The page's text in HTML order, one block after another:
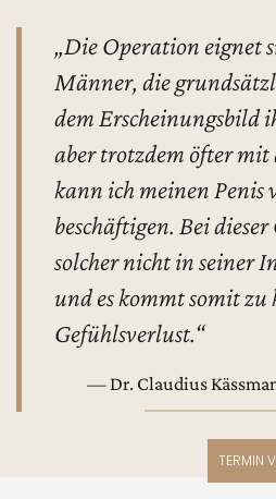
„Die Operation eignet
Männer, die
dem Erscheinungsbild
aber trotzdem öfter
kann ich meinen Penis
beschäftigen. Bei
solcher nicht in seiner
und es kommt somit zu
Gefühlsverlust.“
—Dr. Claudius
TERMIN